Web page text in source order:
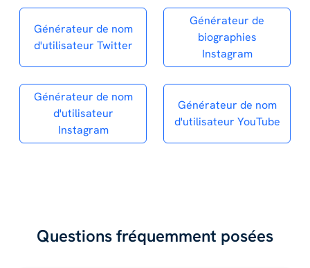
Générateur de nom
d'utilisateur Twitter
Générateur de
biographies
Instagram
Générateur de nom
d'utilisateur
Instagram
Générateur de nom
d'utilisateur YouTube
Questions fréquemment posées